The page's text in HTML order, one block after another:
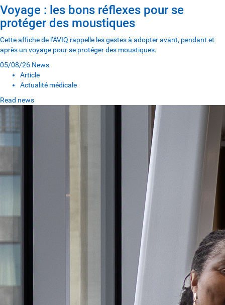
Voyage : les bons réflexes pour se
protéger des moustiques
Cette affiche de l’AVIQ rappelle les gestes à adopter avant, pendant et
après un voyage pour se protéger des moustiques.
05/08/26 News
Article
Actualité médicale
Read news